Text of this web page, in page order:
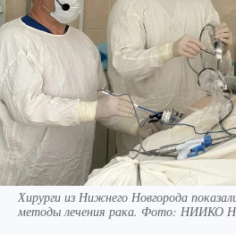
Хирурги из Нижнего Новгорода
методы лечения рака. Фото: НИИКО